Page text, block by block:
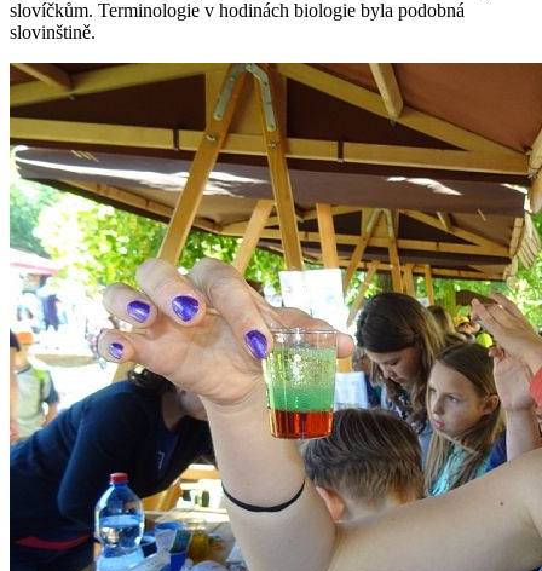
slovíčkům. Terminologie v hodinách biologie byla podobná
slovinštině.